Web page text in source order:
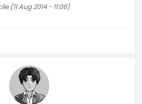
(11 Aug 2014 - 11:06)